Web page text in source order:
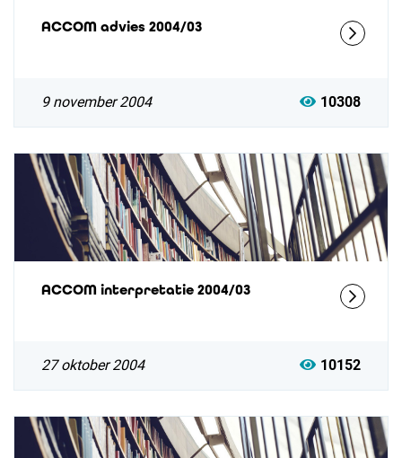
ACCOM advies 2004/03
9 november 2004 10308
ACCOM interpretatie 2004/03
27 oktober 2004 10152